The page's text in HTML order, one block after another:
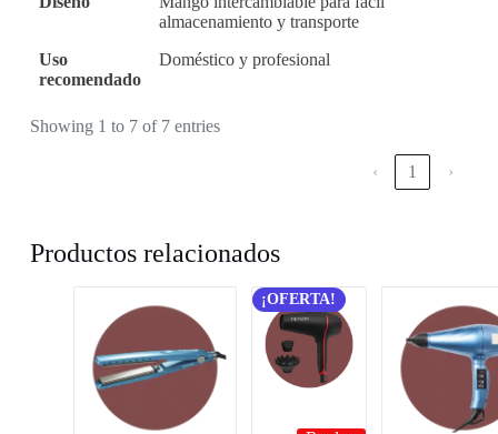
almacenamiento y transporte
Uso
recomendado
Doméstico y profesional
Showing 1 to 7 of 7 entries
‹ 1 ›
Productos relacionados
¡OFERTA!